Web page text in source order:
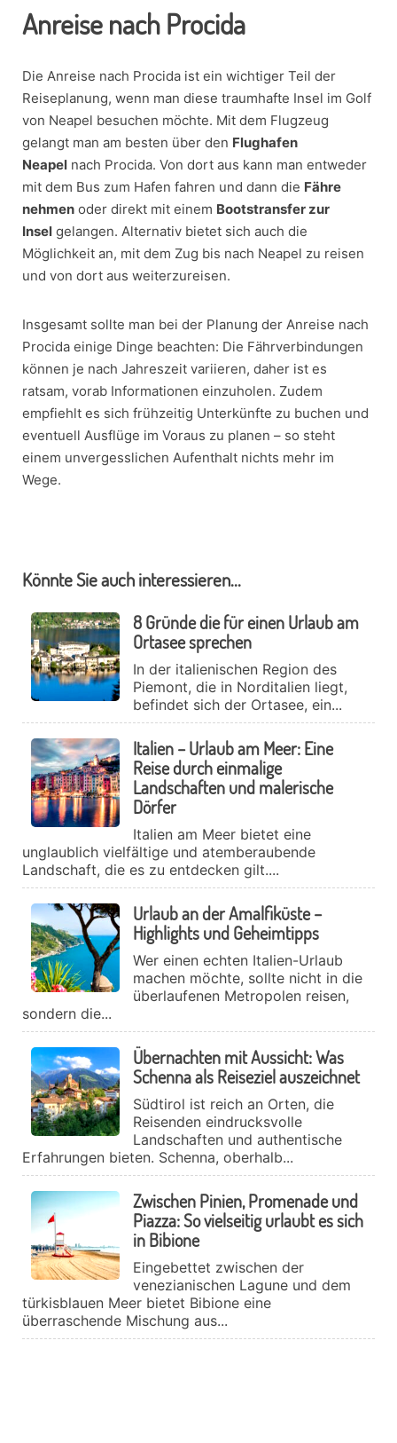
Anreise nach Procida
Die Anreise nach Procida ist ein wichtiger Teil der
Reiseplanung, wenn man diese traumhafte Insel im Golf
von Neapel besuchen möchte. Mit dem Flugzeug
gelangt man am besten über den Flughafen
Neapel nach Procida. Von dort aus kann man entweder
mit dem Bus zum Hafen fahren und dann die Fähre
nehmen oder direkt mit einem Bootstransfer zur
Insel gelangen. Alternativ bietet sich auch die
Möglichkeit an, mit dem Zug bis nach Neapel zu reisen
und von dort aus weiterzureisen.
Insgesamt sollte man bei der Planung der Anreise nach
Procida einige Dinge beachten: Die Fährverbindungen
können je nach Jahreszeit variieren, daher ist es
ratsam, vorab Informationen einzuholen. Zudem
empfiehlt es sich frühzeitig Unterkünfte zu buchen und
eventuell Ausflüge im Voraus zu planen – so steht
einem unvergesslichen Aufenthalt nichts mehr im
Wege.
Könnte Sie auch interessieren...
8 Gründe die für einen Urlaub am
Ortasee sprechen
In der italienischen Region des
Piemont, die in Norditalien liegt,
befindet sich der Ortasee, ein...
Italien – Urlaub am Meer: Eine
Reise durch einmalige
Landschaften und malerische
Dörfer
Italien am Meer bietet eine
unglaublich vielfältige und atemberaubende
Landschaft, die es zu entdecken gilt....
Urlaub an der Amalfiküste –
Highlights und Geheimtipps
Wer einen echten Italien-Urlaub
machen möchte, sollte nicht in die
überlaufenen Metropolen reisen,
sondern die...
Übernachten mit Aussicht: Was
Schenna als Reiseziel auszeichnet
Südtirol ist reich an Orten, die
Reisenden eindrucksvolle
Landschaften und authentische
Erfahrungen bieten. Schenna, oberhalb...
Zwischen Pinien, Promenade und
Piazza: So vielseitig urlaubt es sich
in Bibione
Eingebettet zwischen der
venezianischen Lagune und dem
türkisblauen Meer bietet Bibione eine
überraschende Mischung aus...